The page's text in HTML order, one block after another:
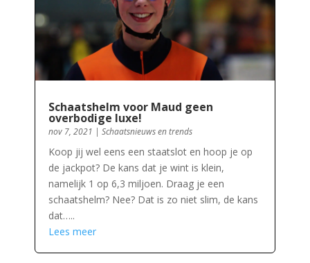
Schaatshelm voor Maud geen
overbodige luxe!
nov 7, 2021 | Schaatsnieuws en trends
Koop jij wel eens een staatslot en hoop je op
de jackpot? De kans dat je wint is klein,
namelijk 1 op 6,3 miljoen. Draag je een
schaatshelm? Nee? Dat is zo niet slim, de kans
dat…..
Lees meer